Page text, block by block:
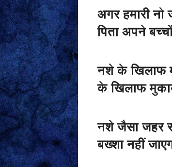
अगर हमारी
पिता अपने
नशे के खिलाफ
के खिलाफ
नशे जैसा जहर
बख्शा नहीं